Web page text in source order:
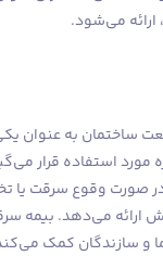
می‌شود.
ساختمان به عنوان
استفاده قرار
در صورت وقوع سرقت یا
ارائه می‌دهد. بیمه
و سازندگان کمک